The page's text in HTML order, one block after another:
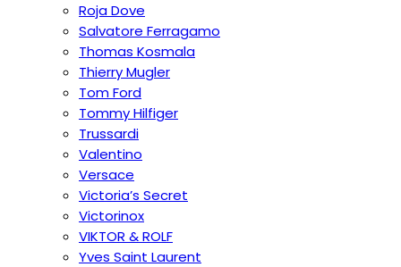
Roja Dove
Salvatore Ferragamo
Thomas Kosmala
Thierry Mugler
Tom Ford
Tommy Hilfiger
Trussardi
Valentino
Versace
Victoria’s Secret
Victorinox
VIKTOR & ROLF
Yves Saint Laurent